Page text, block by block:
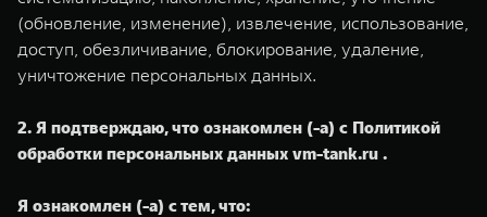
(обновление, изменение), извлечение, использование,
доступ, обезличивание, блокирование, удаление,
уничтожение персональных данных.
2. Я подтверждаю, что ознакомлен (-а) с Политикой
обработки персональных данных vm-tank.ru .
Я ознакомлен (-а) с тем, что: